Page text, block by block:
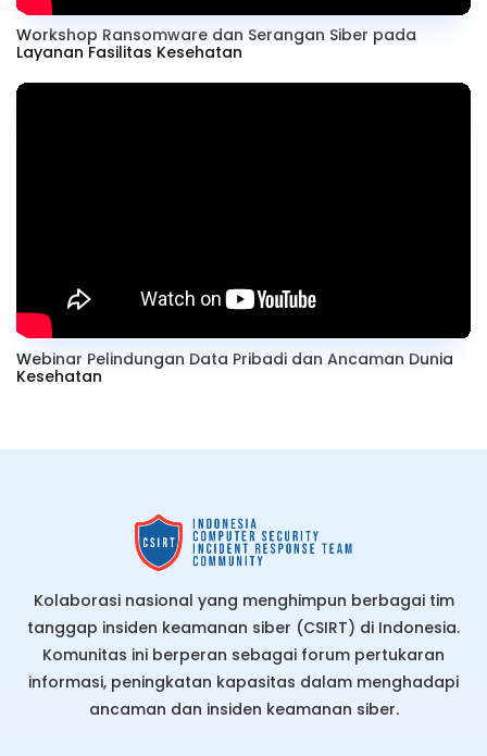
Workshop Ransomware dan Serangan Siber pada
Layanan Fasilitas Kesehatan
Webinar Pelindungan Data Pribadi dan Ancaman Dunia
Kesehatan
Kolaborasi nasional yang menghimpun berbagai tim
tanggap insiden keamanan siber (CSIRT) di Indonesia.
Komunitas ini berperan sebagai forum pertukaran
informasi, peningkatan kapasitas dalam menghadapi
ancaman dan insiden keamanan siber.